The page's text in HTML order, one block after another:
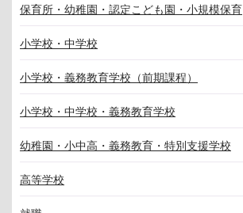
保育所・幼稚園・認定こども園・小規模保育
小学校・中学校
小学校・義務教育学校（前期課程）
小学校・中学校・義務教育学校
幼稚園・小中高・義務教育・特別支援学校
高等学校